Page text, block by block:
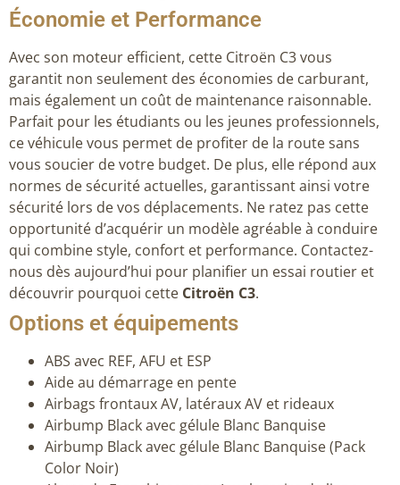
Économie et Performance
Avec son moteur efficient, cette Citroën C3 vous
garantit non seulement des économies de carburant,
mais également un coût de maintenance raisonnable.
Parfait pour les étudiants ou les jeunes professionnels,
ce véhicule vous permet de profiter de la route sans
vous soucier de votre budget. De plus, elle répond aux
normes de sécurité actuelles, garantissant ainsi votre
sécurité lors de vos déplacements. Ne ratez pas cette
opportunité d’acquérir un modèle agréable à conduire
qui combine style, confort et performance. Contactez-
nous dès aujourd’hui pour planifier un essai routier et
découvrir pourquoi cette Citroën C3.
Options et équipements
ABS avec REF, AFU et ESP
Aide au démarrage en pente
Airbags frontaux AV, latéraux AV et rideaux
Airbump Black avec gélule Blanc Banquise
Airbump Black avec gélule Blanc Banquise (Pack
Color Noir)